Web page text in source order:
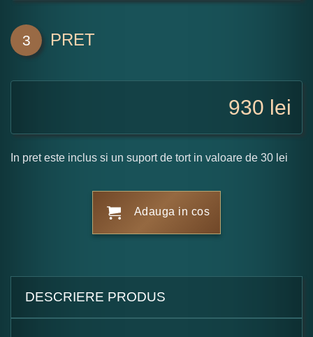
3 PRET
930 lei
In pret este inclus si un suport de tort in valoare de 30 lei
Adauga in cos
DESCRIERE PRODUS